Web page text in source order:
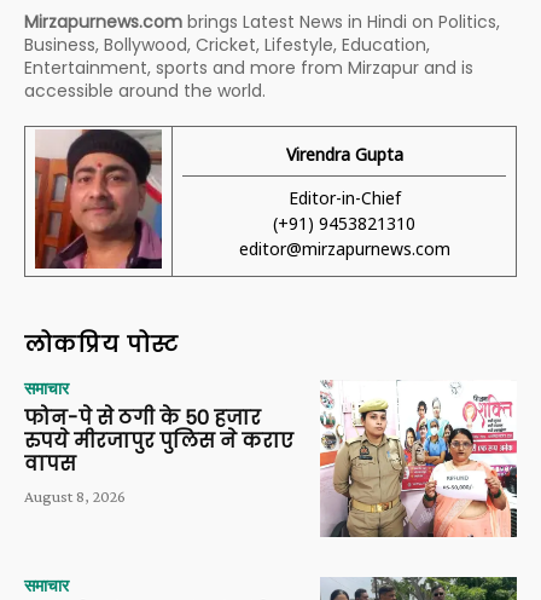
Mirzapurnews.com brings Latest News in Hindi on Politics,
Business, Bollywood, Cricket, Lifestyle, Education,
Entertainment, sports and more from Mirzapur and is
accessible around the world.
Virendra Gupta
Editor-in-Chief
(+91) 9453821310
editor@mirzapurnews.com
लोकप्रिय पोस्ट
समाचार
फोन-पे से ठगी के 50 हजार
रुपये मीरजापुर पुलिस ने कराए
वापस
August 8, 2026
समाचार